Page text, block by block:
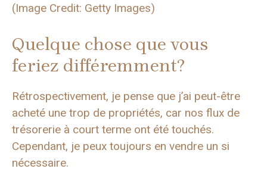
(Image Credit: Getty Images)
Quelque chose que vous
feriez différemment?
Rétrospectivement, je pense que j’ai peut-être
acheté une trop de propriétés, car nos flux de
trésorerie à court terme ont été touchés.
Cependant, je peux toujours en vendre un si
nécessaire.